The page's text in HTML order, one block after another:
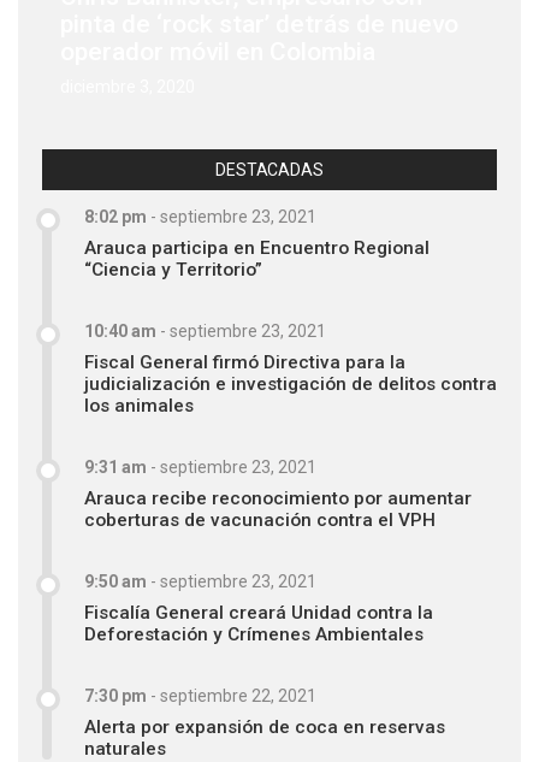
DESTACADAS
8:02 pm - septiembre 23, 2021
Arauca participa en Encuentro Regional
“Ciencia y Territorio”
10:40 am - septiembre 23, 2021
Fiscal General firmó Directiva para la
judicialización e investigación de delitos contra
los animales
9:31 am - septiembre 23, 2021
Arauca recibe reconocimiento por aumentar
coberturas de vacunación contra el VPH
9:50 am - septiembre 23, 2021
Fiscalía General creará Unidad contra la
Deforestación y Crímenes Ambientales
7:30 pm - septiembre 22, 2021
Alerta por expansión de coca en reservas
naturales